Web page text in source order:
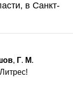
в Санкт-
, Г. М.